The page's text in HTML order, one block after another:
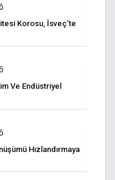
Korosu, İsveç’te
Ve Endüstriyel
Hızlandırmaya